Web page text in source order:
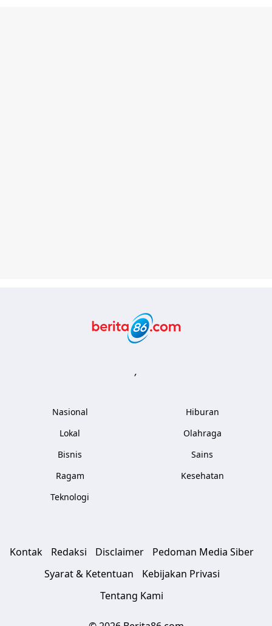
,
Nasional
Lokal
Bisnis
Ragam
Teknologi
Hiburan
Olahraga
Sains
Kesehatan
Kontak Redaksi Disclaimer
Pedoman Media Siber
Syarat & Ketentuan
Kebijakan Privasi
Tentang Kami